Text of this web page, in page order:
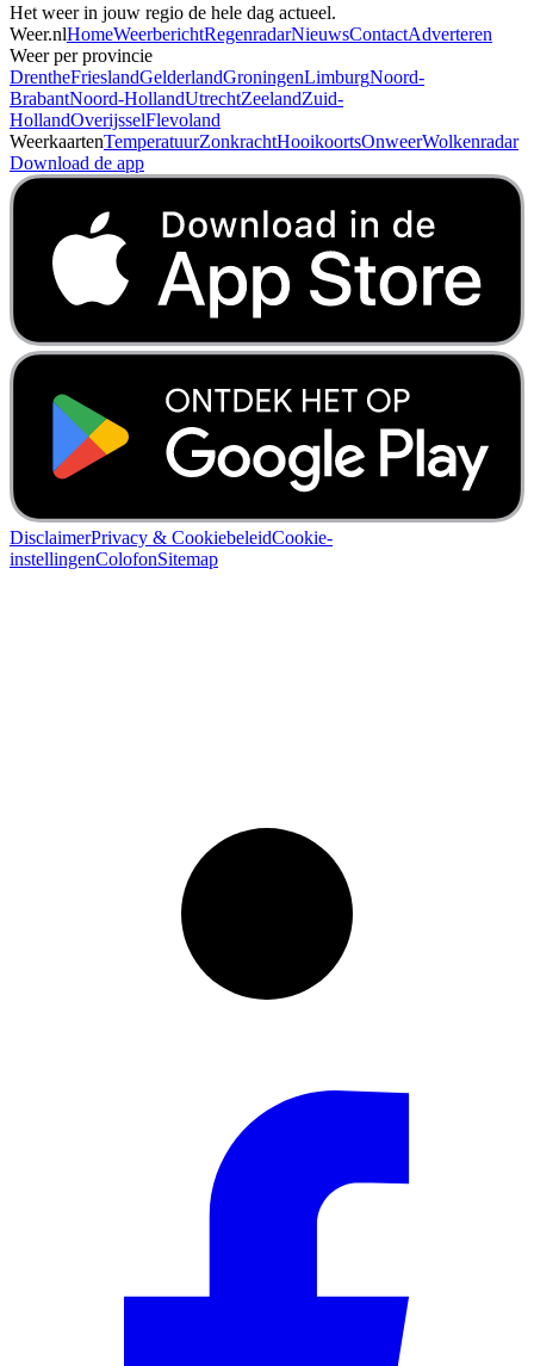
Het weer in jouw regio de hele dag actueel.
Weer.nlHomeWeerberichtRegenradarNieuwsContactAdverteren
Weer per provincie
DrentheFrieslandGelderlandGroningenLimburgNoord-
BrabantNoord-HollandUtrechtZeelandZuid-
HollandOverijsselFlevoland
WeerkaartenTemperatuurZonkrachtHooikoortsOnweerWolkenradar
Download de app
DisclaimerPrivacy & CookiebeleidCookie-
instellingenColofonSitemap